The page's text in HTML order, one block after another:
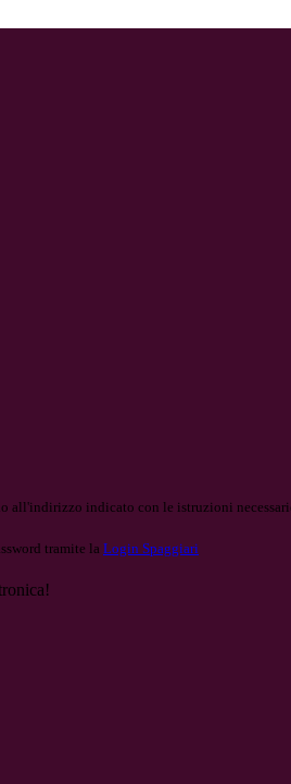
all'indirizzo indicato con le istruzioni
tramite la Login Spaggiari